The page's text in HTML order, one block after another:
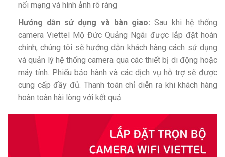
nối mạng và hình ảnh rõ ràng
Hướng dẫn sử dụng và bàn giao:Sau khi hệ thống
camera Viettel Mộ Đức Quảng Ngãi được lắp đặt hoàn
chỉnh, chúng tôi sẽ hướng dẫn khách hàng cách sử dụng
và quản lý hệ thống camera qua các thiết bị di động hoặc
máy tính. Phiếu bảo hành và các dịch vụ hỗ trợ sẽ được
cung cấp đầy đủ. Thanh toán chỉ diễn ra khi khách hàng
hoàn toàn hài lòng với kết quả.